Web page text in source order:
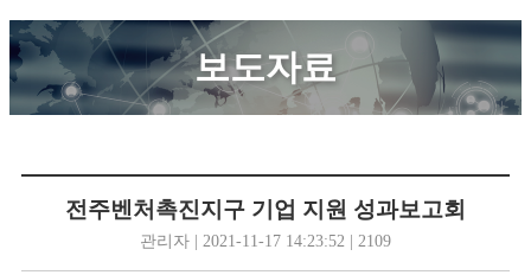
보도자료
전주벤처촉진지구 기업 지원 성과보고회
관리자 | 2021-11-17 14:23:52 | 2109